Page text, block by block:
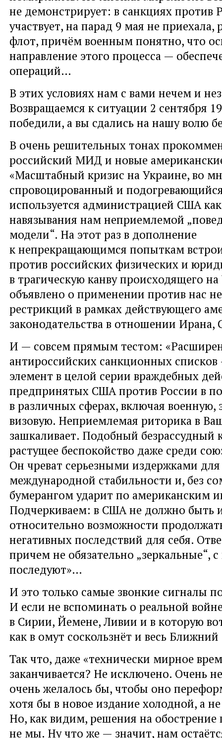
не демонстрирует: в санкциях против
участвует, на парад 9 мая не приехала,
флот, причём военным понятно, что
направление этого процесса —
операций…
В этих условиях нам с вами нечем и
Возвращаемся к ситуации 2 сентября
победили, а вы сдались на нашу волю
В очень решительных тонах
российский МИД и новые
«Масштабный кризис на Украине, во
спровоцированный и
используется администрацией США
навязывания нам неприемлемой
модели“. На этот раз в дополнение
к непрекращающимся попыткам
против российских физических и
в трагическую канву происходящего
объявлено о применении против нас
рестрикций в рамках действующего
законодательства в отношении
И — совсем прямым тестом:
антироссийских санкционных
элемент в целой серии враждебных
предпринятых США против России в
в различных сферах, включая военную,
визовую. Неприемлемая риторика в
зашкаливает. Подобный безрассудный
растущее беспокойство даже среди
Он чреват серьезными издержками для
международной стабильности и, без
бумерангом ударит по американским
Подчеркиваем: в США не должно быть
относительно возможности
негативных последствий для себя.
причем не обязательно „зеркальные“,
последуют»…
И это только самые звонкие сигналы
И если не вспоминать о реальной
в Сирии, Йемене, Ливии и в которую
как в омут соскользнёт и весь
Так что, даже «технически мирное
заканчивается? Не исключено. Очень
очень желалось бы, чтобы оно
хотя бы в новое издание холодной, а
Но, как видим, решения на
не мы. Ну что же — значит, нам